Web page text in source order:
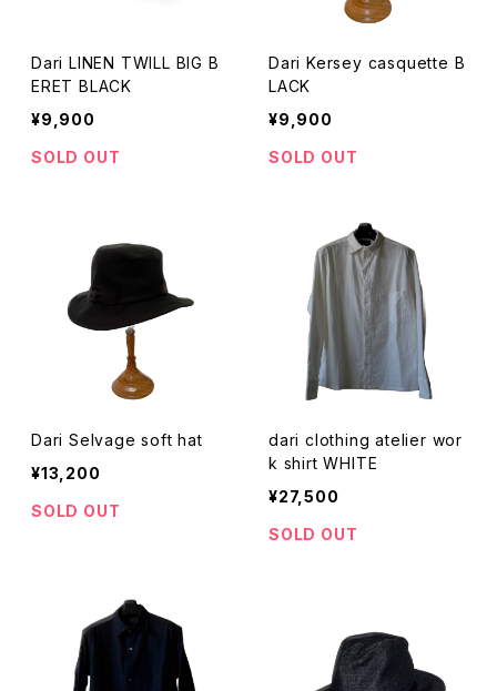
Dari LINEN TWILL BIG B
ERET BLACK
¥9,900
SOLD OUT
Dari Kersey casquette B
LACK
¥9,900
SOLD OUT
Dari Selvage soft hat
¥13,200
SOLD OUT
dari clothing atelier wor
k shirt WHITE
¥27,500
SOLD OUT